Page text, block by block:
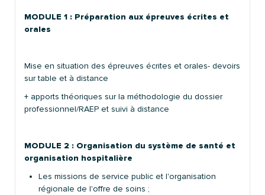
MODULE 1 : Préparation aux épreuves écrites et
orales
Mise en situation des épreuves écrites et orales- devoirs
sur table et à distance
+ apports théoriques sur la méthodologie du dossier
professionnel/RAEP et suivi à distance
MODULE 2 : Organisation du système de santé et
organisation hospitalière
Les missions de service public et l'organisation
régionale de l'offre de soins ;